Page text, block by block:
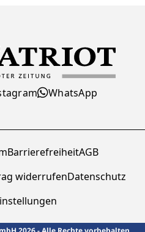
WhatsApp
BarrierefreiheitAGB
widerrufenDatenschutz